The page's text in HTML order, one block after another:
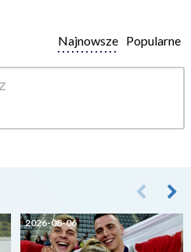
Popularne
Najnowsze
2026-08-06